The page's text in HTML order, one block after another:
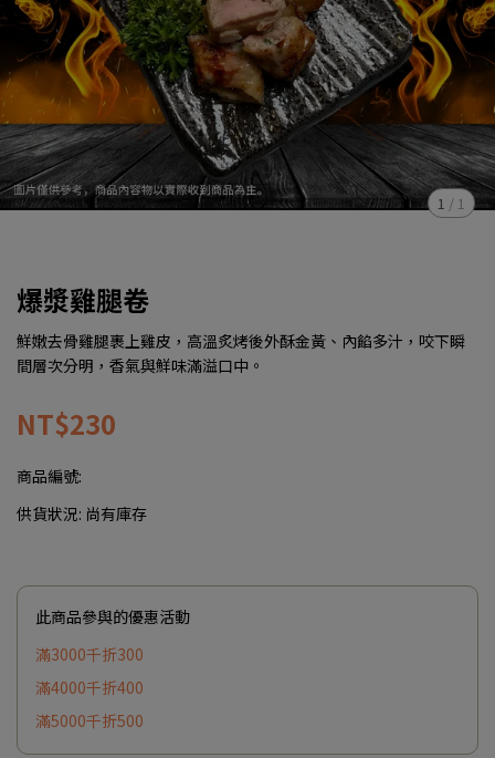
1 / 1
爆漿雞腿卷
鮮嫩去骨雞腿裹上雞皮，高溫炙烤後外酥金黃、內餡多汁，咬下瞬
間層次分明，香氣與鮮味滿溢口中。
NT$230
商品編號:
供貨狀況: 尚有庫存
此商品參與的優惠活動
滿3000千折300
滿4000千折400
滿5000千折500